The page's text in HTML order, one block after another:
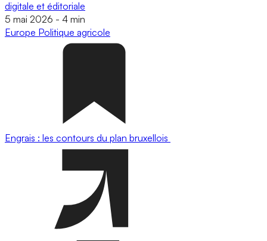
digitale et éditoriale
5 mai 2026 - 4 min
Europe Politique agricole
Engrais : les contours du plan bruxellois